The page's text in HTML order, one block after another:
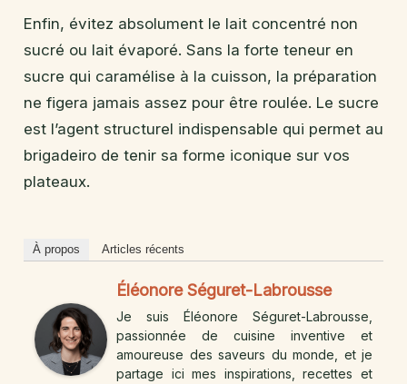
Enfin, évitez absolument le lait concentré non
sucré ou lait évaporé. Sans la forte teneur en
sucre qui caramélise à la cuisson, la préparation
ne figera jamais assez pour être roulée. Le sucre
est l’agent structurel indispensable qui permet au
brigadeiro de tenir sa forme iconique sur vos
plateaux.
À propos Articles récents
Éléonore Séguret-Labrousse
Je suis Éléonore Séguret-Labrousse,
passionnée de cuisine inventive et
amoureuse des saveurs du monde, et je
partage ici mes inspirations, recettes et